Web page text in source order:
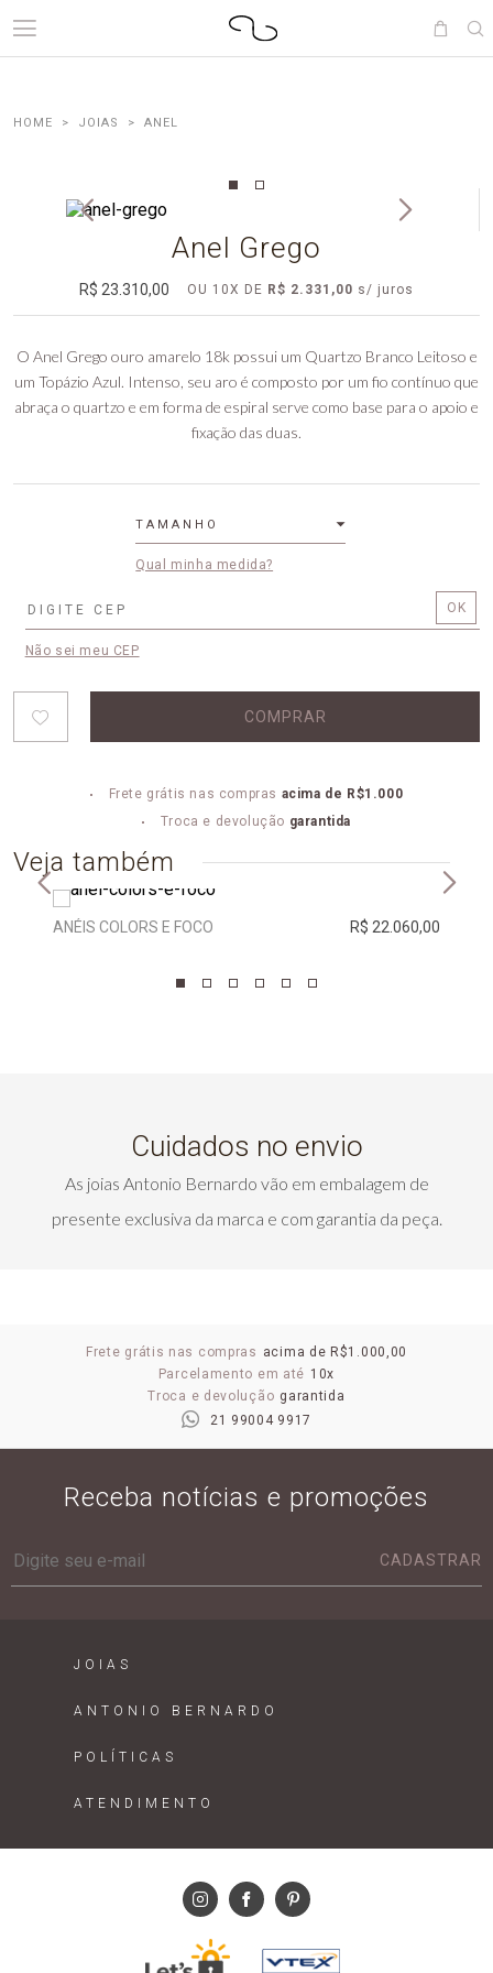
JOIAS ANEL
Anel Grego
R$ 23.310,00 OU 10X DE R$ 2.331,00
O Anel Grego ouro amarelo 18k possui um Quartzo Branco Leitoso e
um Topázio Azul. Intenso, seu aro é composto por um fio contínuo que
abraça o quartzo e em forma de espiral serve como base para o apoio e
fixação das duas.
TAMANHO
Qual minha medida?
Não sei meu CEP
COMPRAR
Frete grátis nas compras acima de R$1.000
Troca e devolução garantida
Veja também
ANÉIS COLORS E FOCO R$ 22.060,00
Cuidados no envio
As joias Antonio Bernardo vão em embalagem de
presente exclusiva da marca e com garantia da peça.
Frete grátis nas compras acima de R$1.000,00
Parcelamento em até 10x
Troca e devolução garantida
21 99004 9917
Receba notícias e promoções
CADASTRAR
JOIAS
ANTONIO BERNARDO
POLÍTICAS
ATENDIMENTO